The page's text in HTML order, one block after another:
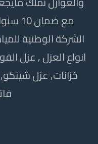
مع
الشركة الوطنية
انواع العزل , عزل
خزانات, عزل